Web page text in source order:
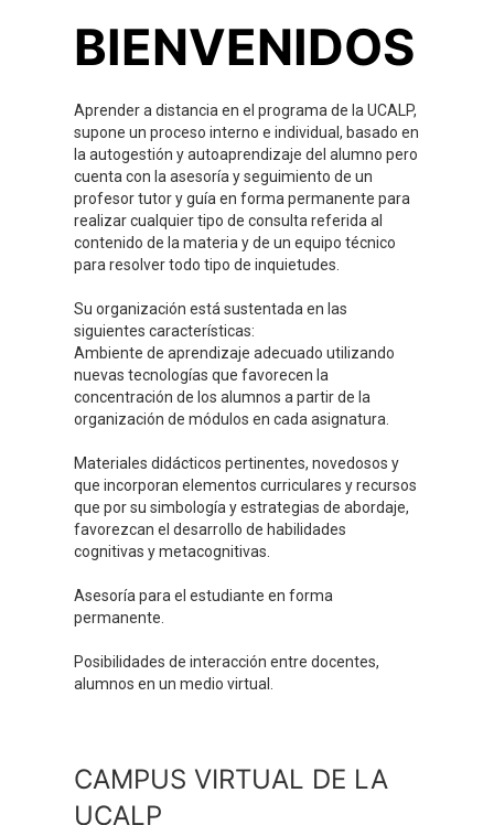
BIENVENIDOS
Aprender a distancia en el programa de la UCALP,
supone un proceso interno e individual, basado en
la autogestión y autoaprendizaje del alumno pero
cuenta con la asesoría y seguimiento de un
profesor tutor y guía en forma permanente para
realizar cualquier tipo de consulta referida al
contenido de la materia y de un equipo técnico
para resolver todo tipo de inquietudes.
Su organización está sustentada en las
siguientes características:
Ambiente de aprendizaje adecuado utilizando
nuevas tecnologías que favorecen la
concentración de los alumnos a partir de la
organización de módulos en cada asignatura.
Materiales didácticos pertinentes, novedosos y
que incorporan elementos curriculares y recursos
que por su simbología y estrategias de abordaje,
favorezcan el desarrollo de habilidades
cognitivas y metacognitivas.
Asesoría para el estudiante en forma
permanente.
Posibilidades de interacción entre docentes,
alumnos en un medio virtual.
CAMPUS VIRTUAL DE LA
UCALP